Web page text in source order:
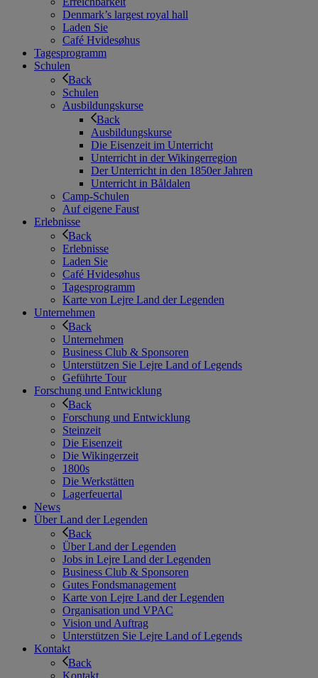
Denmark’s largest royal hall
Laden Sie
Café Hvidesøhus
Tagesprogramm
Schulen
Back
Schulen
Ausbildungskurse
Back
Ausbildungskurse
Die Eisenzeit im Unterricht
Unterricht in der Wikingerregion
Der Unterricht in den 1850er Jahren
Unterricht in Båldalen
Camp-Schulen
Auf eigene Faust
Erlebnisse
Back
Erlebnisse
Laden Sie
Café Hvidesøhus
Tagesprogramm
Karte von Lejre Land der Legenden
Unternehmen
Back
Unternehmen
Business Club & Sponsoren
Unterstützen Sie Lejre Land of Legends
Geführte Tour
Forschung und Entwicklung
Back
Forschung und Entwicklung
Steinzeit
Die Eisenzeit
Die Wikingerzeit
1800s
Die Werkstätten
Lagerfeuertal
News
Über Land der Legenden
Back
Über Land der Legenden
Jobs in Lejre Land der Legenden
Business Club & Sponsoren
Gutes Fondsmanagement
Karte von Lejre Land der Legenden
Organisation und VPAC
Vision und Auftrag
Unterstützen Sie Lejre Land of Legends
Kontakt
Back